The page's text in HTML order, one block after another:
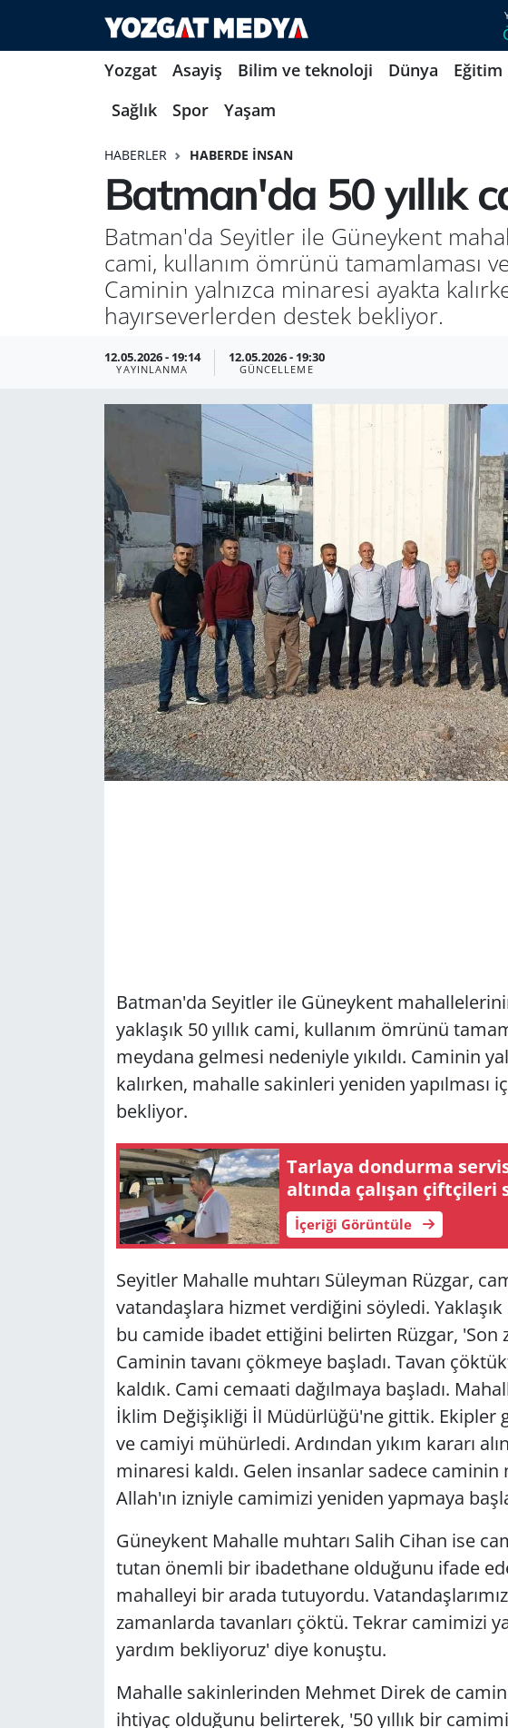
Yozgat Asayiş Bilim ve teknoloji Dünya Eğitim
Sağlık
Spor Yaşam
HABERLER HABERDE İNSAN
Batman'da 50 yıllık
Batman'da Seyitler ile Güneykent
cami, kullanım ömrünü tamamlaması
Caminin yalnızca minaresi ayakta
hayırseverlerden destek bekliyor.
12.05.2026 - 19:14
YAYINLANMA
12.05.2026 - 19:30
GÜNCELLEME
Batman'da Seyitler ile Güneykent
yaklaşık 50 yıllık cami, kullanım ömrünü
meydana gelmesi nedeniyle yıkıldı. Caminin
kalırken, mahalle sakinleri yeniden yapılması
bekliyor.
Tarlaya dondurma
altında çalışan
İçeriği Görüntüle
Seyitler Mahalle muhtarı Süleyman Rüzgar,
vatandaşlara hizmet verdiğini söyledi. Yaklaşık
bu camide ibadet ettiğini belirten Rüzgar,
Caminin tavanı çökmeye başladı. Tavan
kaldık. Cami cemaati dağılmaya başladı.
İklim Değişikliği İl Müdürlüğü'ne gittik. Ekipler
ve camiyi mühürledi. Ardından yıkım kararı
minaresi kaldı. Gelen insanlar sadece
Allah'ın izniyle camimizi yeniden yapmaya
Güneykent Mahalle muhtarı Salih Cihan ise
tutan önemli bir ibadethane olduğunu ifade
mahalleyi bir arada tutuyordu.
zamanlarda tavanları çöktü. Tekrar camimizi
yardım bekliyoruz' diye konuştu.
Mahalle sakinlerinden Mehmet Direk de
ihtiyaç olduğunu belirterek, '50 yıllık bir